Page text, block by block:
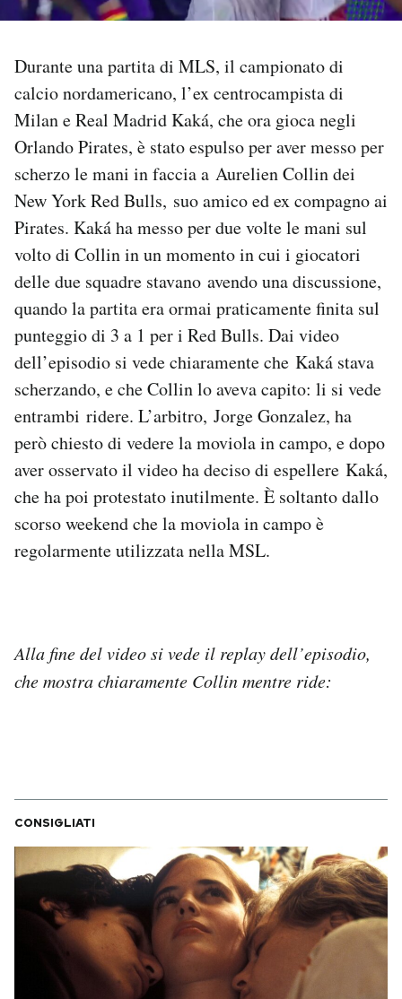
SHOP
CALENDARIO
AREA PERSONALE
Area Personale
Newsletter
Notifiche mobile
Regala il Post
Durante una partita di MLS, il campionato di
calcio nordamericano, l’ex centrocampista di
Milan e Real Madrid Kaká, che ora gioca negli
Orlando Pirates, è stato espulso per aver messo per
scherzo le mani in faccia a Aurelien Collin dei
New York Red Bulls, suo amico ed ex compagno ai
Pirates. Kaká ha messo per due volte le mani sul
volto di Collin in un momento in cui i giocatori
delle due squadre stavano avendo una discussione,
quando la partita era ormai praticamente finita sul
punteggio di 3 a 1 per i Red Bulls. Dai video
dell’episodio si vede chiaramente che Kaká stava
scherzando, e che Collin lo aveva capito: li si vede
entrambi ridere. L’arbitro, Jorge Gonzalez, ha
però chiesto di vedere la moviola in campo, e dopo
aver osservato il video ha deciso di espellere Kaká,
che ha poi protestato inutilmente. È soltanto dallo
scorso weekend che la moviola in campo è
regolarmente utilizzata nella MSL.
Alla fine del video si vede il replay dell’episodio,
che mostra chiaramente Collin mentre ride:
CONSIGLIATI